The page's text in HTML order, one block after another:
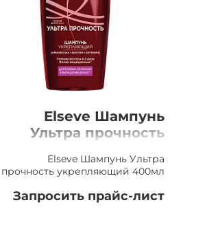
Elseve Шампунь
Ультра прочность
Elseve Шампунь Ультра
прочность укрепляющий 400мл
Запросить прайс-лист